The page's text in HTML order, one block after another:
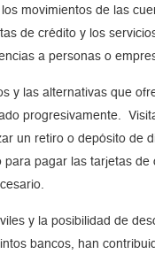
movimientos de las
de crédito y los
a personas o
y las alternativas que
progresivamente.
un retiro o depósito de
para pagar las tarjetas de
y la posibilidad de
bancos, han